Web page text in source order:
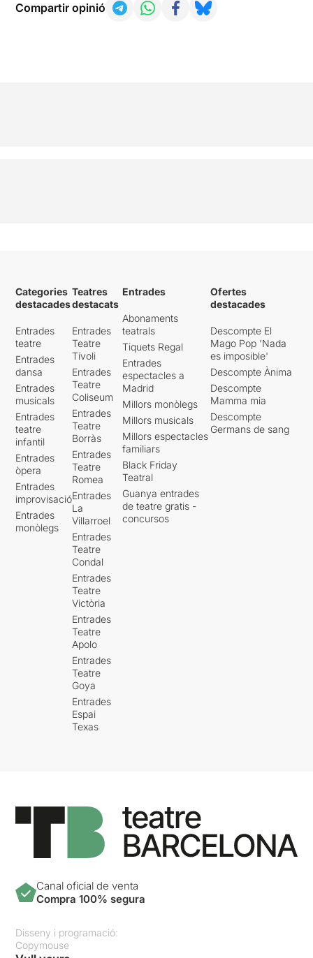
Compartir opinió
Categories
destacades
Entrades
teatre
Entrades
dansa
Entrades
musicals
Entrades
teatre
infantil
Entrades
òpera
Entrades
improvisació
Entrades
monòlegs
Teatres
destacats
Entrades
Teatre
Tívoli
Entrades
Teatre
Coliseum
Entrades
Teatre
Borràs
Entrades
Teatre
Romea
Entrades
La
Villarroel
Entrades
Teatre
Condal
Entrades
Teatre
Victòria
Entrades
Teatre
Apolo
Entrades
Teatre
Goya
Entrades
Espai
Texas
Entrades
Abonaments
teatrals
Tiquets Regal
Entrades
espectacles a
Madrid
Millors monòlegs
Millors musicals
Millors espectacles
familiars
Black Friday
Teatral
Guanya entrades
de teatre gratis -
concursos
Ofertes
destacades
Descompte El
Mago Pop 'Nada
es imposible'
Descompte Ànima
Descompte
Mamma mia
Descompte
Germans de sang
Canal oficial de venta
Compra 100% segura
Disseny i programació:
Copymouse